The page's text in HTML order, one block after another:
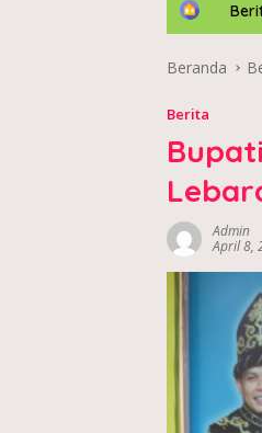
H
e
Beranda
Berita
Admin
April 8,